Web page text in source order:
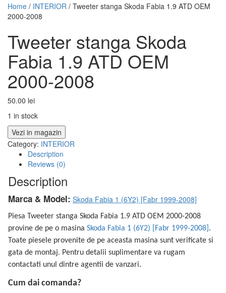
Home / INTERIOR / Tweeter stanga Skoda Fabia 1.9 ATD OEM
2000-2008
Tweeter stanga Skoda
Fabia 1.9 ATD OEM
2000-2008
50.00 lei
1 in stock
Vezi in magazin
Category: INTERIOR
Description
Reviews (0)
Description
Marca & Model: Skoda Fabia 1 (6Y2) [Fabr 1999-2008]
Piesa Tweeter stanga Skoda Fabia 1.9 ATD OEM 2000-2008
provine de pe o masina Skoda Fabia 1 (6Y2) [Fabr 1999-2008] .
Toate piesele provenite de pe aceasta masina sunt verificate si
gata de montaj. Pentru detalii suplimentare va rugam
contactati unul dintre agentii de vanzari.
Cum dai comanda?